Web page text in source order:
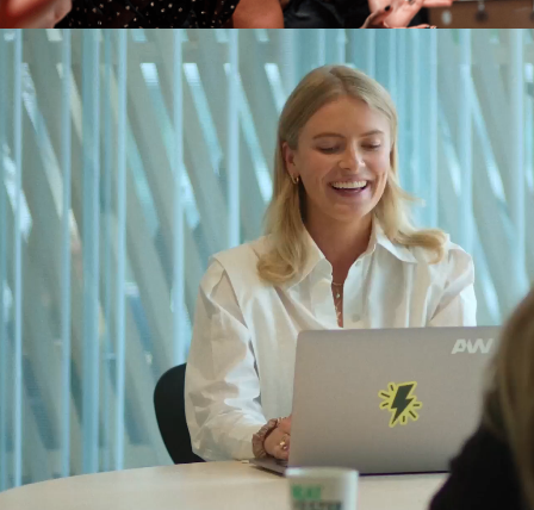
Keitä me olemme?
Olemme erikoistuneet auttamaan
asiakkaitamme löytämään ja
rekrytoimaan uran alkuvaiheessa olevia
ammattilaisia laajasti eri toimialoilta,
kuten IT:n, tekniikan ja talouden aloilta.
Koska keskitymme uran alkuvaiheessa
oleviin henkilöihin, emme arvioi
potentiaalia ainoastaan nykyisen
osaamisen perusteella. Sen sijaan